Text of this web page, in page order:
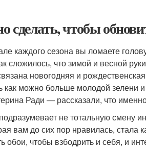
сделать, чтобы
каждого сезона вы ломаете
сложилось, что зимой и весной
новогодняя и
как можно больше молодой
Ради — рассказали, что
не тотальную смену
вам до сих пор нравилась, стала
обои, чтобы взбодрить и себя, и